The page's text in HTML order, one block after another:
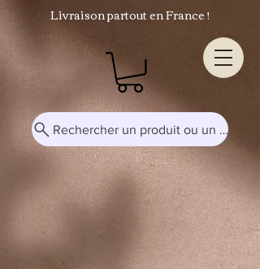
Livraison partout en France !
Rechercher un produit ou un mot-